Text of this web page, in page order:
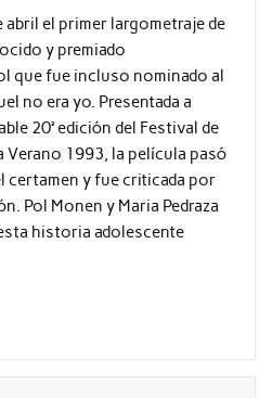
abril el primer largometraje de
y premiado
que fue incluso nominado al
no era yo. Presentada a
20ª edición del Festival de
Verano 1993, la película pasó
certamen y fue criticada por
Pol Monen y Maria Pedraza
historia adolescente